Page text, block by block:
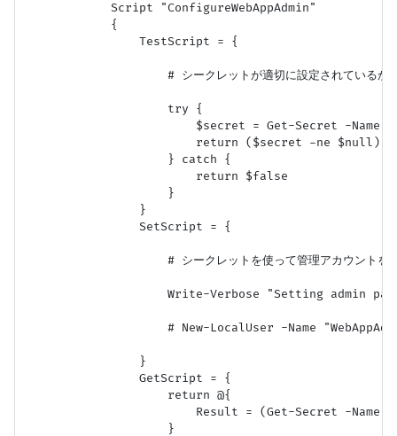
            Script "ConfigureWebAppAdmin"
            {
                TestScript = {
# シークレットが適切に設定されているか
                    try {
$secret = Get-Secret -Name
                        return ($secret -ne $null)
                    } catch {
                        return $false
                    }
                }
                SetScript = {
# シークレットを使って管理アカウントを
Write-Verbose "Setting admin
# New-LocalUser -Name
                }
                GetScript = {
                    return @{
Result = (Get-Secret -Name
                    }